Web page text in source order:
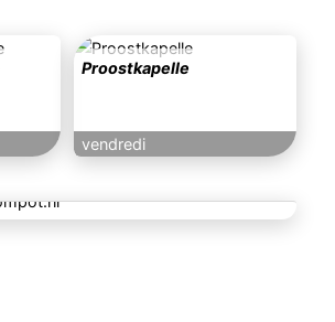
Proostkapelle
vendredi